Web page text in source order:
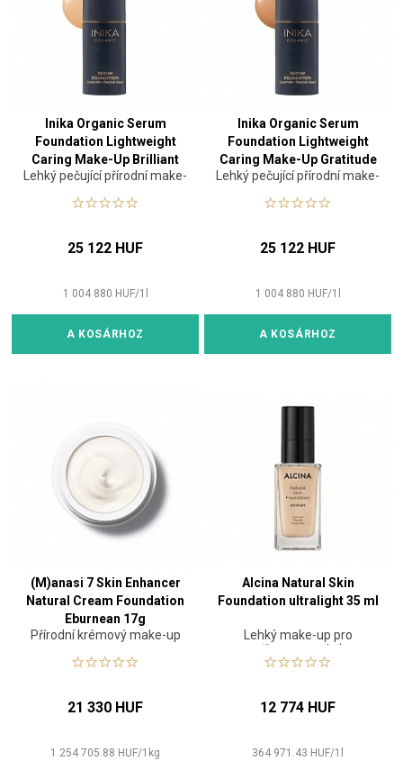
Inika Organic Serum
Foundation Lightweight
Caring Make-Up Brilliant
25 ml
Lehký pečující přírodní make-
25 122 HUF
1 004 880 HUF/1
A KOSÁRHOZ
Inika Organic Serum
Foundation Lightweight
Caring Make-Up Gratitude
25 ml
Lehký pečující přírodní make-
25 122 HUF
1 004 880 HUF/1
A KOSÁRHOZ
(M)anasi 7 Skin Enhancer
Natural Cream Foundation
Eburnean 17g
Přírodní krémový make-up
21 330 HUF
1 254 705.88 HUF/1 kg
Alcina Natural Skin
Foundation ultralight 35 ml
Lehký make-up pro
přirozenou pleť
12 774 HUF
364 971.43 HUF/1